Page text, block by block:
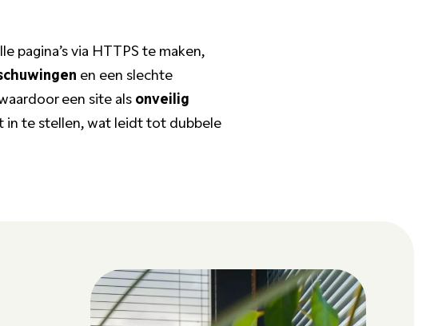
pagina’s via HTTPS te maken,
en een slechte
een site alsonveilig
te stellen, wat leidt tot dubbele